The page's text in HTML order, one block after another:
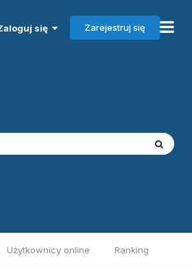
się Zarejestruj się
Użytkownicy online Ranking